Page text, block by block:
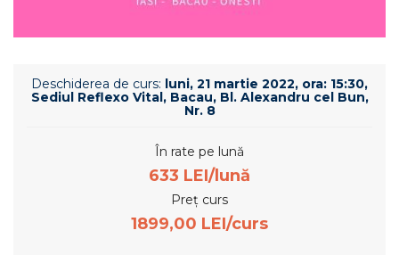
Deschiderea de curs: luni, 21 martie 2022, ora: 15:30,
Sediul Reflexo Vital, Bacau, Bl. Alexandru cel Bun,
Nr. 8
În rate pe lună
633 LEI/lună
Preț curs
1899,00 LEI/curs